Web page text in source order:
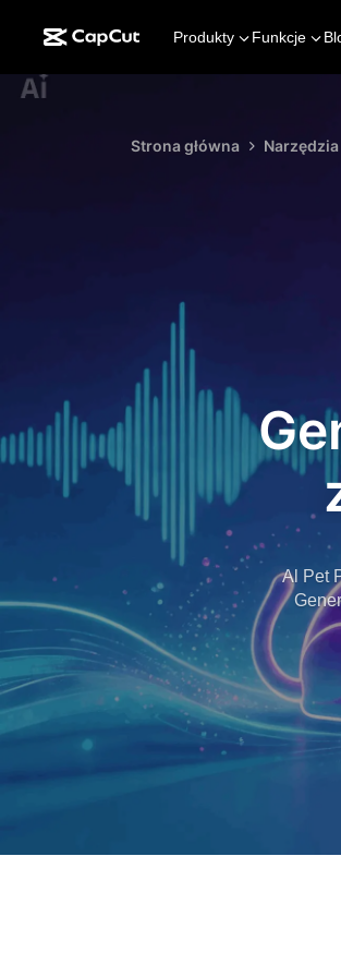
Produkty Funkcje
Strona główna Narzędzia
Al Pet